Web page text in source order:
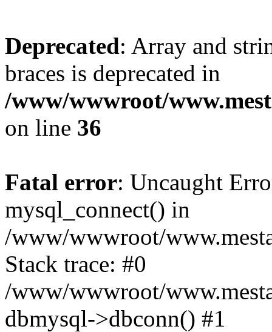
Deprecated: Array and
braces is deprecated in
/www/wwwroot/
on line 36
Fatal error: Uncaught
mysql_connect() in
/www/wwwroot/
Stack trace: #0
/www/wwwroot/
dbmysql->dbconn() #1